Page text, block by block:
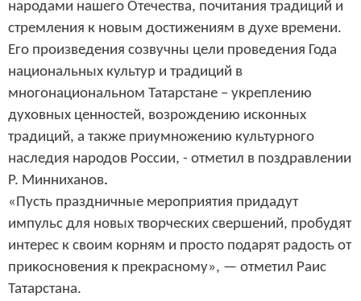
народами нашего Отечества, почитания традиций и
стремления к новым достижениям в духе времени.
Его произведения созвучны цели проведения Года
национальных культур и традиций в
многонациональном Татарстане – укреплению
духовных ценностей, возрождению исконных
традиций, а также при­у­множению культурного
наследия народов России, - отметил в поздравлении
Р. Минниханов.
«Пусть праздничные мероприятия придадут
импульс для новых творческих свершений, пробудят
интерес к своим корням и просто подарят радость от
прикосновения к прекрасному», — отметил Раис
Татарстана.